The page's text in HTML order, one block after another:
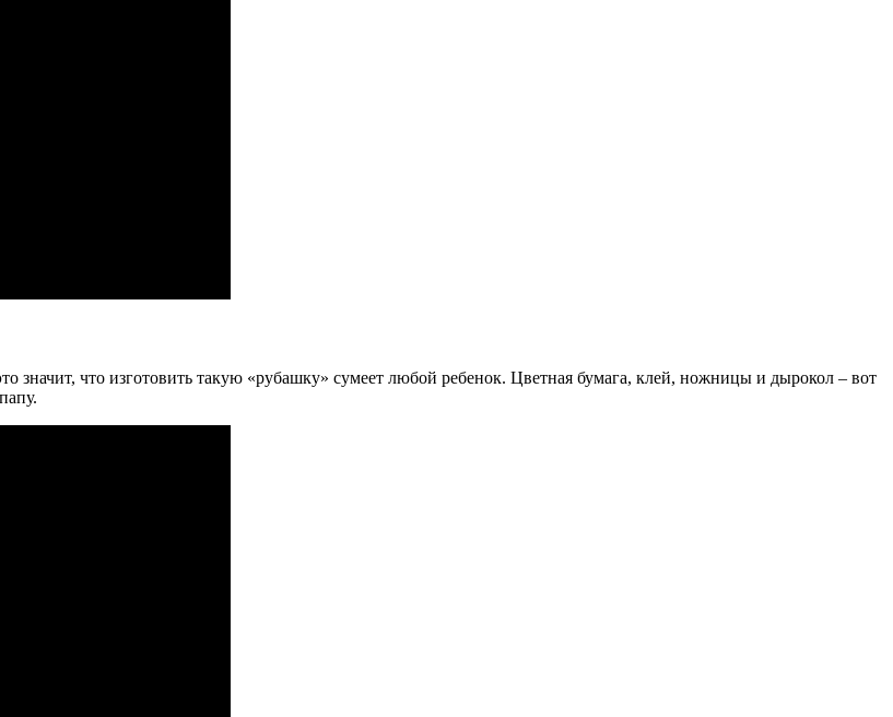
значит, что изготовить такую «рубашку» сумеет любой ребенок. Цветная бумага, клей, ножницы и дырокол – вот